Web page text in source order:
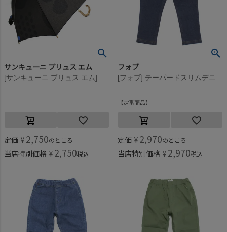
サンキューニ プリュス エム
[サンキューニ プリュス エム] maru kids アンブレラ（ブラック） ブラック
定価 ¥ 2,750のところ
当店特別価格 ¥ 2,750税込
フォブ
[フォブ] テーパードスリムデニムロングパンツ ネイビー(NV)
定番商品
定価 ¥ 2,970のところ
当店特別価格 ¥ 2,970税込